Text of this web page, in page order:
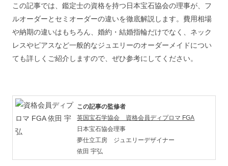
この記事では、鑑定士の資格を持つ日本宝石協会の理事が、フ
ルオーダーとセミオーダーの違いを徹底解説します。費用相場
や納期の違いはもちろん、婚約・結婚指輪だけでなく、ネック
レスやピアスなど一般的なジュエリーのオーダーメイドについ
ても詳しくご紹介しますので、ぜひ参考にしてください。
この記事の監修者
英国宝石学協会 資格会員ディプロマ FGA
日本宝石協会理事
夢仕立工房 ジュエリーデザイナー
依田 宇弘